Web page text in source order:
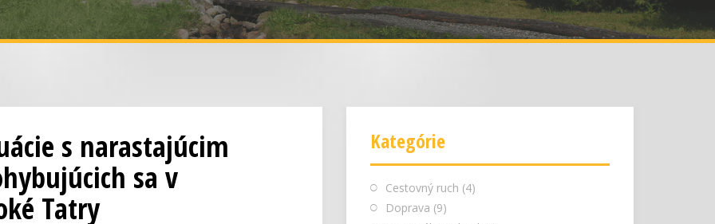
s narastajúcim
sa v
Tatry
Kategórie
Cestovný ruch (4)
Doprava (9)